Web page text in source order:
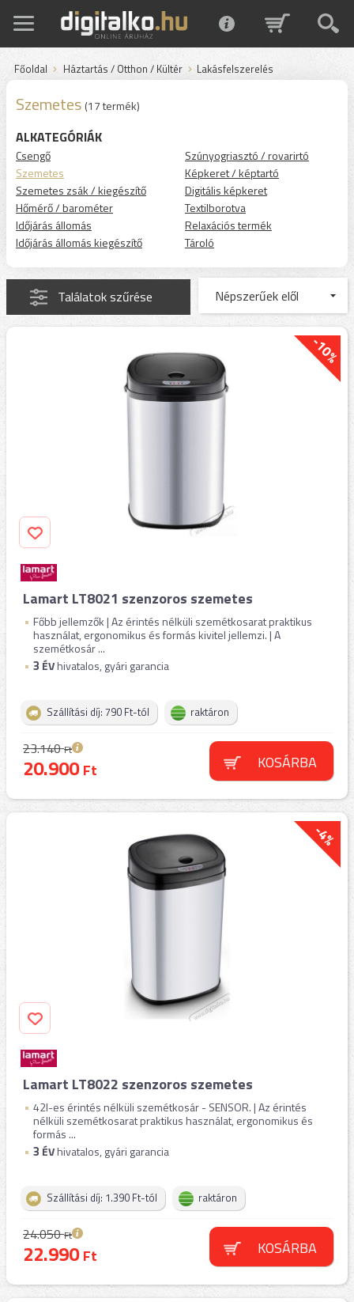
Főoldal Háztartás / Otthon / Kültér Lakásfelszerelés
Szemetes (17 termék)
ALKATEGÓRIÁK
Csengő
Szemetes
Szemetes zsák / kiegészítő
Hőmérő / barométer
Időjárás állomás
Időjárás állomás kiegészítő
Szúnyogriasztó / rovarirtó
Képkeret / képtartó
Digitális képkeret
Textilborotva
Relaxációs termék
Tároló
Találatok szűrése
-10%
Lamart LT8021 szenzoros szemetes
Főbb jellemzők | Az érintés nélküli szemétkosarat praktikus
használat, ergonomikus és formás kivitel jellemzi. | A
szemétkosár ...
3 ÉVhivatalos, gyári garancia
Szállítási díj: 790 Ft-tól raktáron
23.140Ft
20.900Ft KOSÁRBA
-4%
Lamart LT8022 szenzoros szemetes
42l-es érintés nélküli szemétkosár - SENSOR. | Az érintés
nélküli szemétkosarat praktikus használat, ergonomikus és
formás ...
3 ÉVhivatalos, gyári garancia
Szállítási díj: 1.390 Ft-tól raktáron
24.050Ft
22.990Ft KOSÁRBA